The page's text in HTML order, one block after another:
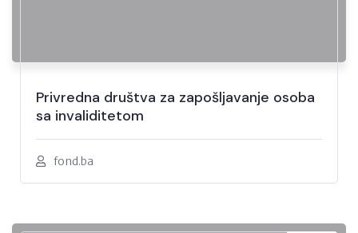
Privredna društva za zapošljavanje osoba
sa invaliditetom
fond.ba